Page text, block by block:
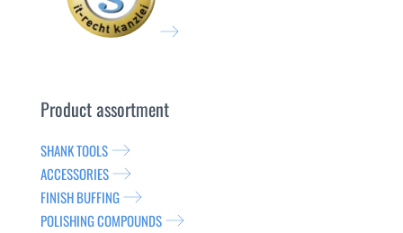
Product assortment
SHANK TOOLS
ACCESSORIES
FINISH BUFFING
POLISHING COMPOUNDS